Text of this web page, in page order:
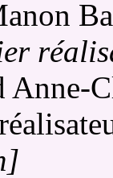
Anne-